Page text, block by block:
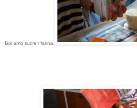
Bol amb sucre i farina.